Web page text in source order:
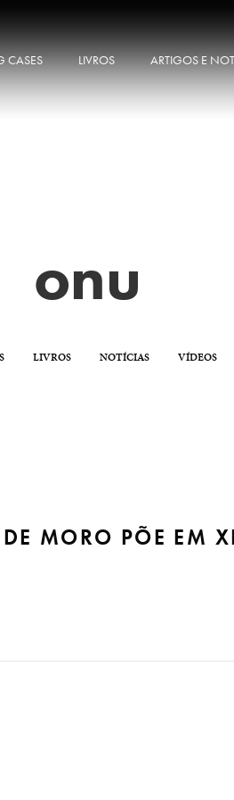
CASES LIVROS ARTIGOS E
onu
LIVROS NOTÍCIAS VÍDEOS
MORO PÕE EM